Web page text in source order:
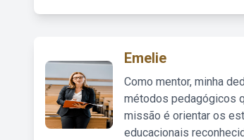
Emelie
Como mentor, minha
métodos pedagógicos
missão é orientar os
educacionais